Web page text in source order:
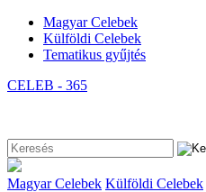
Magyar Celebek
Külföldi Celebek
Tematikus gyűjtés
CELEB - 365
Magyar Celebek Külföldi Celebek